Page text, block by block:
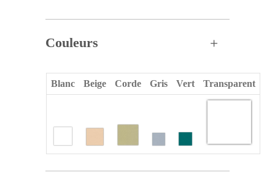
Couleurs
Blanc Beige Corde Gris Vert Transparent